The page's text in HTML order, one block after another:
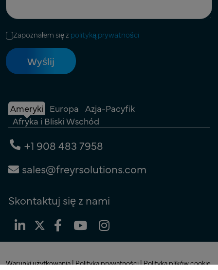
Zapoznałem się z polityką prywatności
Ameryki Europa Azja-Pacyfik
Afryka i Bliski Wschód
+1 908 483 7958
sales@freyrsolutions.com
Skontaktuj się z nami
Warunki użytkowania|Polityka prywatności|Polityka plików cookie